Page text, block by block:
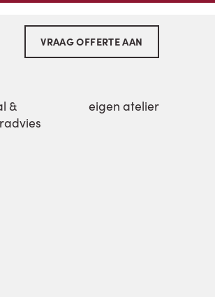
VRAAG OFFERTE AAN
&
eigen atelier